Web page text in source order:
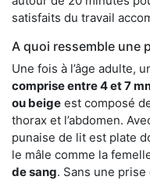
satisfaits du travail
A quoi ressemble une
Une fois à l’âge adulte,
comprise entre 4 et 7
ou beige est composé
thorax et l’abdomen.
punaise de lit est plate
le mâle comme la
de sang. Sans une